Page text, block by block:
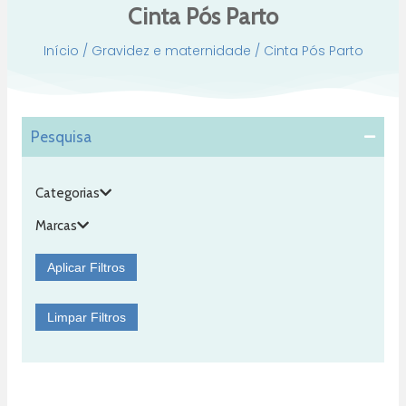
Cinta Pós Parto
Início / Gravidez e maternidade / Cinta Pós Parto
Pesquisa
Categorias
Marcas
Aplicar Filtros
Limpar Filtros